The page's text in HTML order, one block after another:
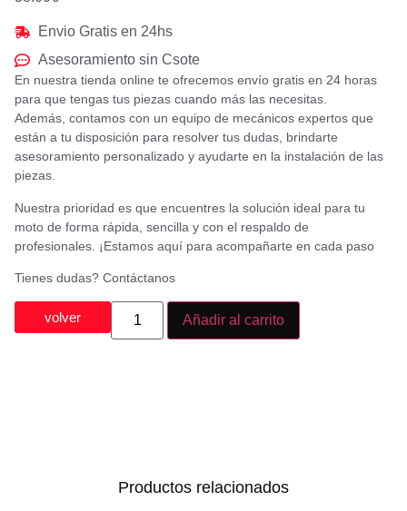
Envio Gratis en 24hs
Asesoramiento sin Csote
En nuestra tienda online te ofrecemos envío gratis en 24 horas
para que tengas tus piezas cuando más las necesitas.
Además, contamos con un equipo de mecánicos expertos que
están a tu disposición para resolver tus dudas, brindarte
asesoramiento personalizado y ayudarte en la instalación de las
piezas.
Nuestra prioridad es que encuentres la solución ideal para tu
moto de forma rápida, sencilla y con el respaldo de
profesionales. ¡Estamos aquí para acompañarte en cada paso
Tienes dudas? Contáctanos
volver Añadir al carrito
Productos relacionados